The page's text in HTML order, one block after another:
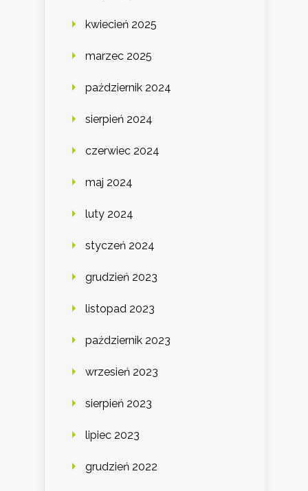
kwiecień 2025
marzec 2025
październik 2024
sierpień 2024
czerwiec 2024
maj 2024
luty 2024
styczeń 2024
grudzień 2023
listopad 2023
październik 2023
wrzesień 2023
sierpień 2023
lipiec 2023
grudzień 2022